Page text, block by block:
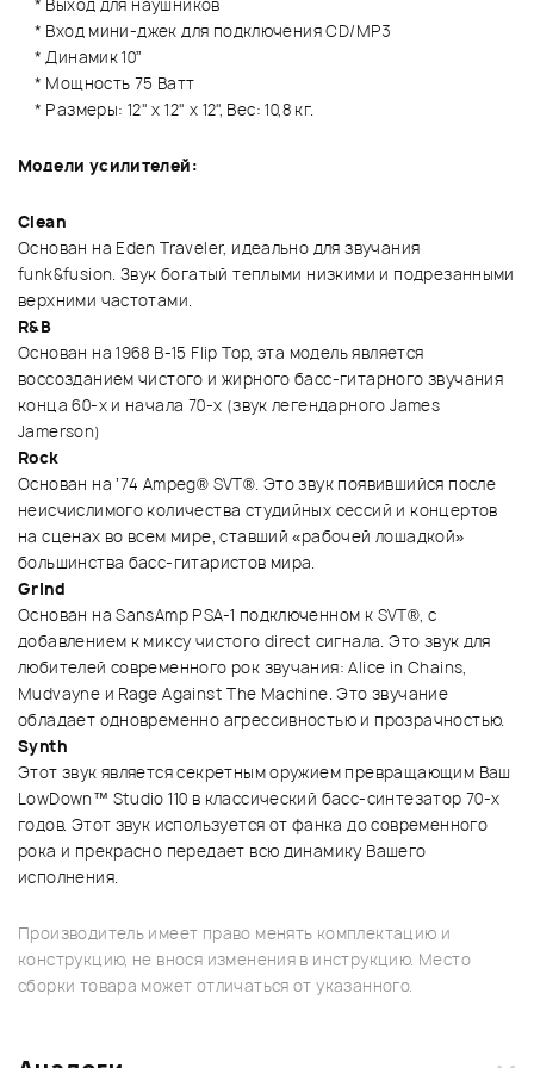
* Выход для наушников
* Вход мини-джек для подключения CD/MP3
* Динамик 10”
* Мощность 75 Ватт
* Размеры: 12" x 12" x 12", Вес: 10,8 кг.
Модели усилителей:
Clean
Основан на Eden Traveler, идеально для звучания
funk&fusion. Звук богатый теплыми низкими и подрезанными
верхними частотами.
R&B
Основан на 1968 B-15 Flip Top, эта модель является
воссозданием чистого и жирного басс-гитарного звучания
конца 60-х и начала 70-х (звук легендарного James
Jamerson)
Rock
Основан на ’74 Ampeg® SVT®. Это звук появившийся после
неисчислимого количества студийных сессий и концертов
на сценах во всем мире, ставший «рабочей лошадкой»
большинства басс-гитаристов мира.
Grind
Основан на SansAmp PSA-1 подключенном к SVT®, с
добавлением к миксу чистого direct сигнала. Это звук для
любителей современного рок звучания: Alice in Chains,
Mudvayne и Rage Against The Machine. Это звучание
обладает одновременно агрессивностью и прозрачностью.
Synth
Этот звук является секретным оружием превращающим Ваш
LowDown™ Studio 110 в классический басс-синтезатор 70-х
годов. Этот звук используется от фанка до современного
рока и прекрасно передает всю динамику Вашего
исполнения.
Производитель имеет право менять комплектацию и
конструкцию, не внося изменения в инструкцию. Место
сборки товара может отличаться от указанного.